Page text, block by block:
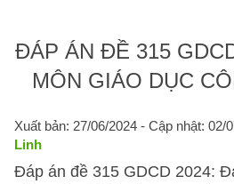
ĐÁP ÁN ĐỀ 315
MÔN GIÁO DỤC
Xuất bản: 27/06/2024 - Cập nhật: 02/
Linh
Đáp án đề 315 GDCD 2024: